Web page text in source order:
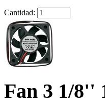
Cantidad:
Fan 3 1/8''